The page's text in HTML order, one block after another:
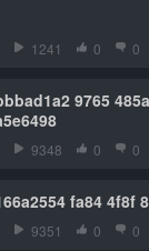
1241 0 0
9765
9348 0 0
fa84 4f8f
9351 0 0